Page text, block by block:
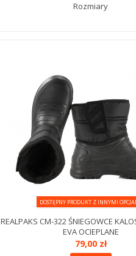
Rozmiary
DOSTĘPNY PRODUKT Z INNYMI
REALPAKS CM-322 ŚNIEGOWCE
EVA OCIEPLANE
79,00 zł